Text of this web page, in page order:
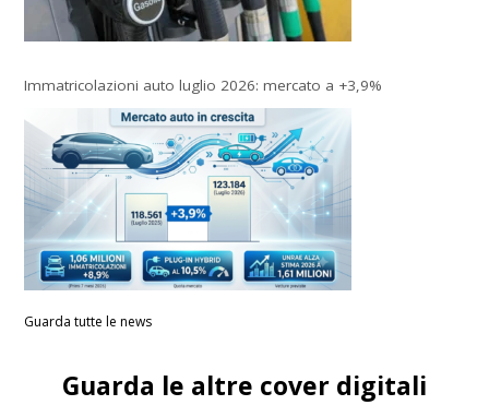
Immatricolazioni auto luglio 2026: mercato a +3,9%
Guarda tutte le news
Guarda le altre cover digitali